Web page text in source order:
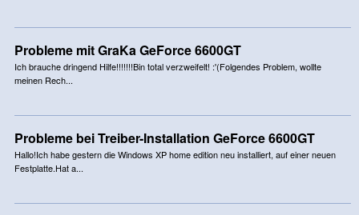
Probleme mit GraKa GeForce 6600GT
Ich brauche dringend Hilfe!!!!!!!Bin total verzweifelt! :'(Folgendes Problem, wollte
meinen Rech...
Probleme bei Treiber-Installation GeForce 6600GT
Hallo!Ich habe gestern die Windows XP home edition neu installiert, auf einer neuen
Festplatte.Hat a...